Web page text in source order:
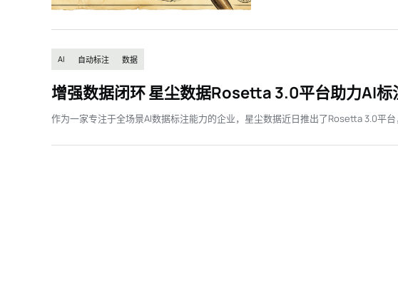
AI 自动标注 数据
增强数据闭环 星尘数据Rosetta 3.0平台助力AI标
作为一家专注于全场景AI数据标注能力的企业，星尘数据近日推出了Rosetta 3.0平台